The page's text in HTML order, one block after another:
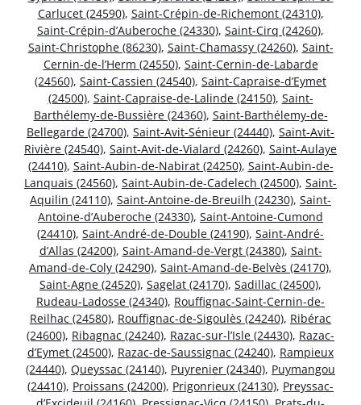
Carlucet (24590), Saint-Crépin-de-Richemont (24310),
Saint-Crépin-d’Auberoche (24330), Saint-Cirq (24260),
Saint-Christophe (86230), Saint-Chamassy (24260), Saint-
Cernin-de-l’Herm (24550), Saint-Cernin-de-Labarde
(24560), Saint-Cassien (24540), Saint-Capraise-d’Eymet
(24500), Saint-Capraise-de-Lalinde (24150), Saint-
Barthélemy-de-Bussière (24360), Saint-Barthélemy-de-
Bellegarde (24700), Saint-Avit-Sénieur (24440), Saint-Avit-
Rivière (24540), Saint-Avit-de-Vialard (24260), Saint-Aulaye
(24410), Saint-Aubin-de-Nabirat (24250), Saint-Aubin-de-
Lanquais (24560), Saint-Aubin-de-Cadelech (24500), Saint-
Aquilin (24110), Saint-Antoine-de-Breuilh (24230), Saint-
Antoine-d’Auberoche (24330), Saint-Antoine-Cumond
(24410), Saint-André-de-Double (24190), Saint-André-
d’Allas (24200), Saint-Amand-de-Vergt (24380), Saint-
Amand-de-Coly (24290), Saint-Amand-de-Belvès (24170),
Saint-Agne (24520), Sagelat (24170), Sadillac (24500),
Rudeau-Ladosse (24340), Rouffignac-Saint-Cernin-de-
Reilhac (24580), Rouffignac-de-Sigoulès (24240), Ribérac
(24600), Ribagnac (24240), Razac-sur-l’Isle (24430), Razac-
d’Eymet (24500), Razac-de-Saussignac (24240), Rampieux
(24440), Queyssac (24140), Puyrenier (24340), Puymangou
(24410), Proissans (24200), Prigonrieux (24130), Preyssac-